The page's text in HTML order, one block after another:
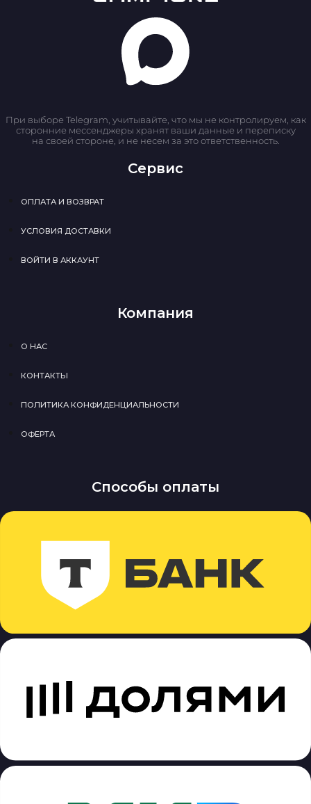
При выборе Telegram, учитывайте, что мы не контролируем, как
сторонние мессенджеры хранят ваши данные и переписку
на своей стороне, и не несем за это ответственность.
Сервис
ОПЛАТА И ВОЗВРАТ
УСЛОВИЯ ДОСТАВКИ
ВОЙТИ В АККАУНТ
Компания
О НАС
КОНТАКТЫ
ПОЛИТИКА КОНФИДЕНЦИАЛЬНОСТИ
ОФЕРТА
Способы оплаты